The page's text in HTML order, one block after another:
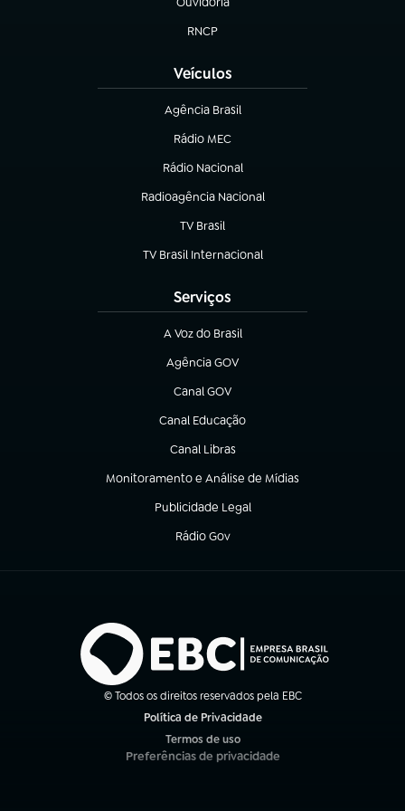
(abre em nova aba)
RNCP
(abre em nova aba)
Veículos
Agência Brasil
(abre em nova aba)
Rádio MEC
(abre em nova aba)
Rádio Nacional
Radioagência Nacional
(abre em nova aba)
TV Brasil
(abre em nova aba)
TV Brasil Internacional
(abre em nova aba)
Serviços
A Voz do Brasil
(abre em nova aba)
Agência GOV
(abre em nova aba)
Canal GOV
(abre em nova aba)
Canal Educação
(abre em nova aba)
Canal Libras
(abre em nova aba)
Monitoramento e Análise de Mídias
(abre em nova aba)
Publicidade Legal
(abre em nova aba)
Rádio Gov
(abre em nova aba)
© Todos os direitos reservados pela EBC
Política de Privacidade
Termos de uso
(abre em nova aba)
Preferências de privacidade